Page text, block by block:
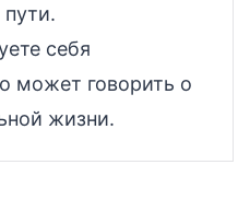
себя
может говорить о
жизни.